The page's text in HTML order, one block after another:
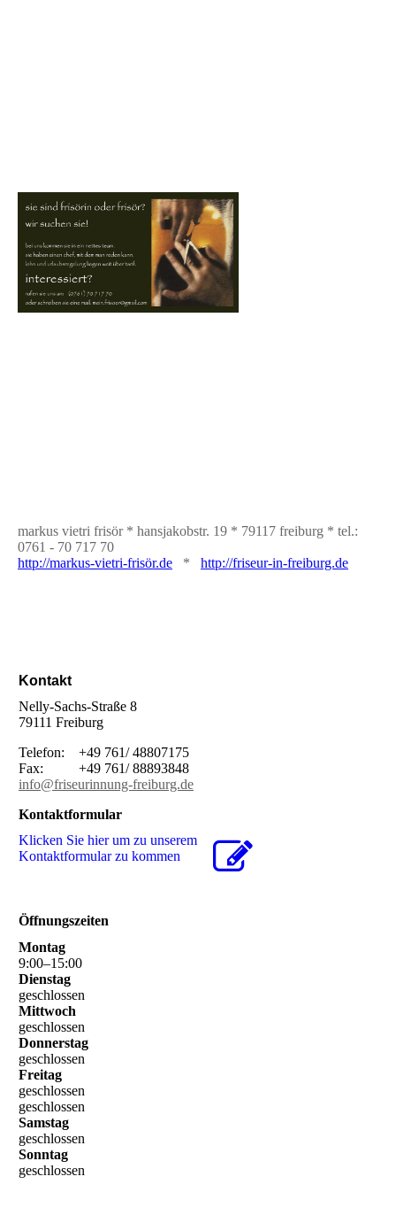
markus vietri frisör * hansjakobstr. 19 * 79117 freiburg * tel.:
0761 - 70 717 70
http://markus-vietri-frisör.de * http://friseur-in-freiburg.de
Kontakt
Nelly-Sachs-Straße 8
79111 Freiburg
Telefon: +49 761/ 48807175
Fax: +49 761/ 88893848
info@friseurinnung-freiburg.de
Kontaktformular
Klicken Sie hier um zu unserem
Kon­takt­for­mu­lar zu kommen
Öffnungszeiten
Montag
9:00–15:00
Dienstag
geschlossen
Mittwoch
geschlossen
Donnerstag
geschlossen
Freitag
geschlossen
geschlossen
Samstag
geschlossen
Sonntag
geschlossen